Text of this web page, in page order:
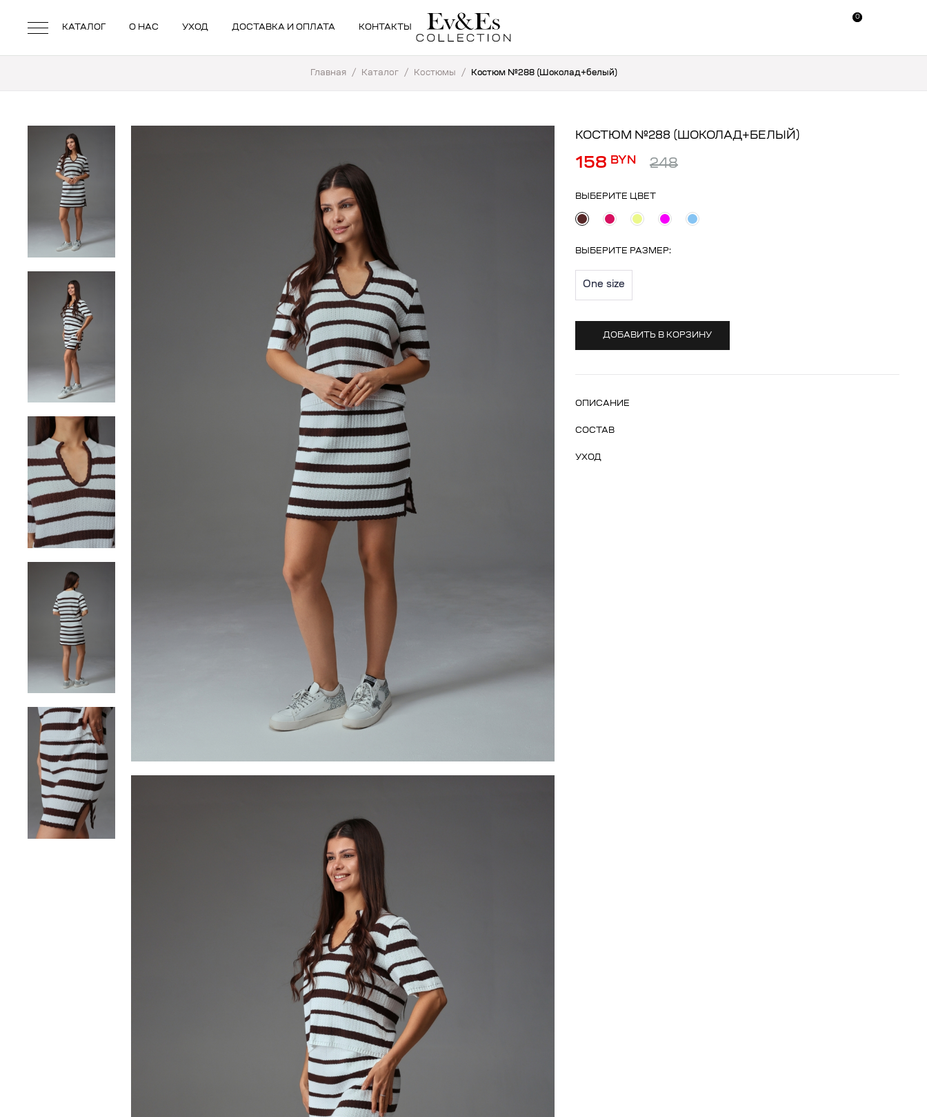
КАТАЛОГ О НАС УХОД ДОСТАВКА И ОПЛАТА КОНТАКТЫ
0
0
Главная / Каталог / Костюмы / Костюм №288 (Шоколад+белый)
КОСТЮМ №288 (ШОКОЛАД+БЕЛЫЙ)
158 BYN 248
ВЫБЕРИТЕ ЦВЕТ
ВЫБЕРИТЕ РАЗМЕР:
One size
ДОБАВИТЬ В КОРЗИНУ
ОПИСАНИЕ
СОСТАВ
УХОД